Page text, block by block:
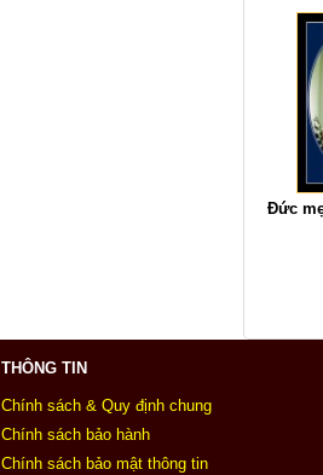
Đức
THÔNG TIN
Chính sách & Quy định chung
Chính sách bảo hành
Chính sách bảo mật thông tin